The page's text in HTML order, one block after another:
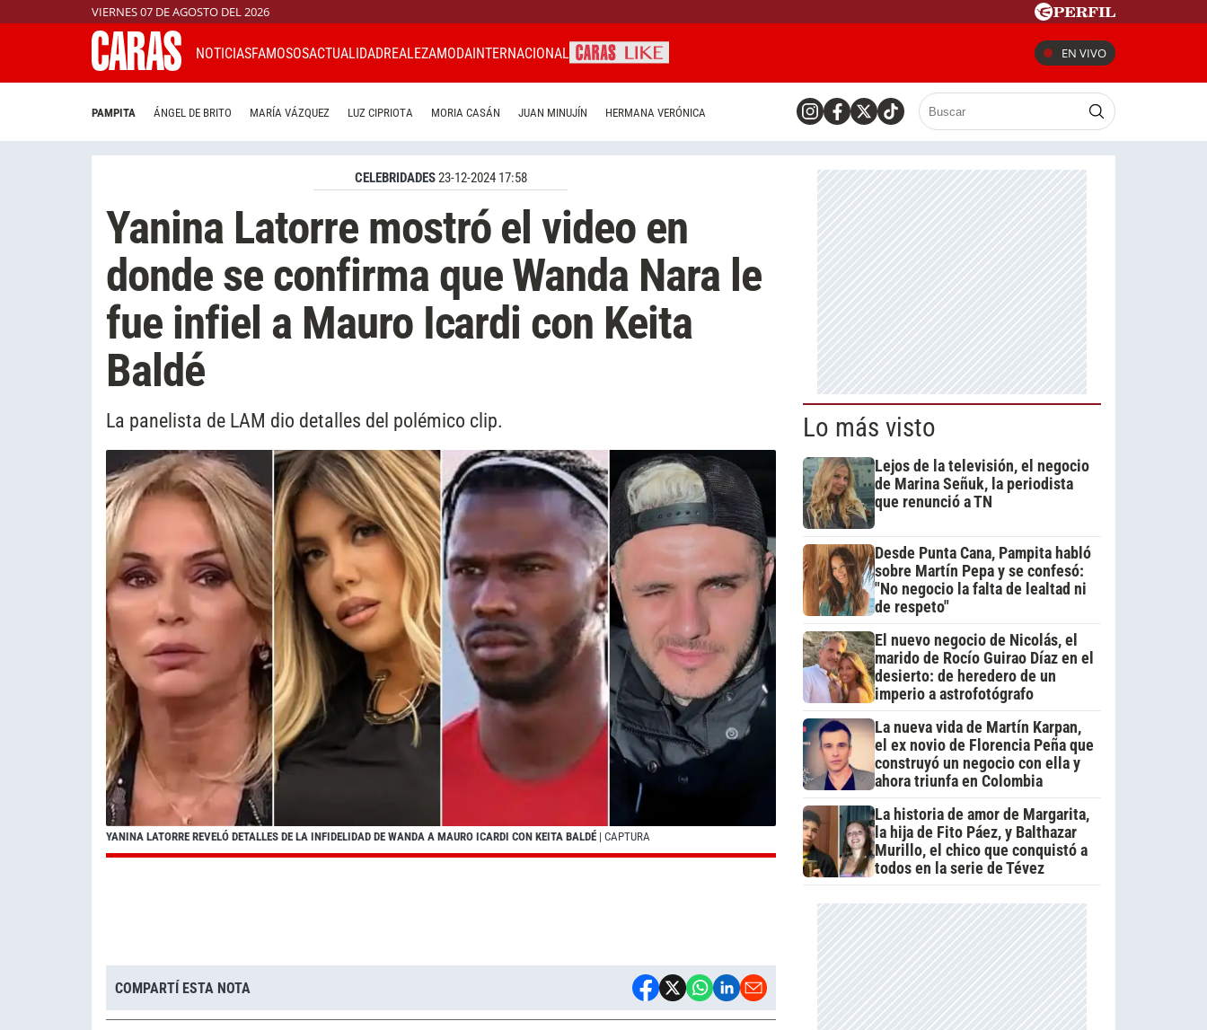
VIERNES 07 DE AGOSTO DEL 2026
NOTICIASFAMOSOSACTUALIDADREALEZAMODAINTERNACIONAL EN VIVO
PAMPITA ÁNGEL DE BRITO MARÍA VÁZQUEZ LUZ CIPRIOTA MORIA CASÁN JUAN MINUJÍN HERMANA VERÓNICA
CELEBRIDADES23-12-2024 17:58
Yanina Latorre mostró el video en
donde se confirma que Wanda Nara le
fue infiel a Mauro Icardi con Keita
Baldé
La panelista de LAM dio detalles del polémico clip.
YANINA LATORRE REVELÓ DETALLES DE LA INFIDELIDAD DE WANDA A MAURO ICARDI CON KEITA BALDÉ | CAPTURA
COMPARTÍ ESTA NOTA
Lo más visto
Lejos de la televisión, el negocio
de Marina Señuk, la periodista
que renunció a TN
Desde Punta Cana, Pampita habló
sobre Martín Pepa y se confesó:
"No negocio la falta de lealtad ni
de respeto"
El nuevo negocio de Nicolás, el
marido de Rocío Guirao Díaz en el
desierto: de heredero de un
imperio a astrofotógrafo
La nueva vida de Martín Karpan,
el ex novio de Florencia Peña que
construyó un negocio con ella y
ahora triunfa en Colombia
La historia de amor de Margarita,
la hija de Fito Páez, y Balthazar
Murillo, el chico que conquistó a
todos en la serie de Tévez